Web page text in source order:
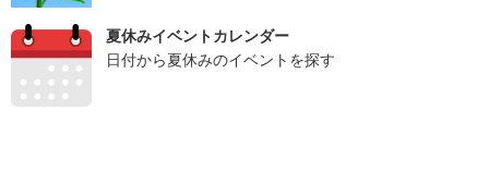
夏休みイベントカレンダー
日付から夏休みのイベントを探す